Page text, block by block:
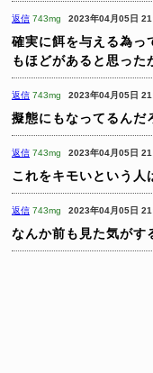
返信 743mg 2023年04月05日
確実に餌を与える為っ
もほどがあると思った
返信 743mg 2023年04月05日
擬態にもなってるんだ
返信 743mg 2023年04月05日
これをキモいという人
返信 743mg 2023年04月05日
なんか前も見た気がす